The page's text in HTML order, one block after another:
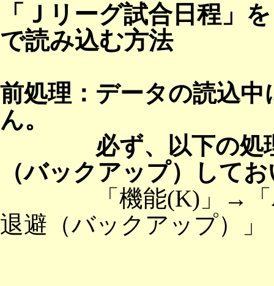
「Ｊリーグ試合日程」
で読み込む方法
前処理：データの読込
ん。
必ず、以下の処理
（バックアップ）して
「機能(K)」→「バ
退避（バックアップ）」